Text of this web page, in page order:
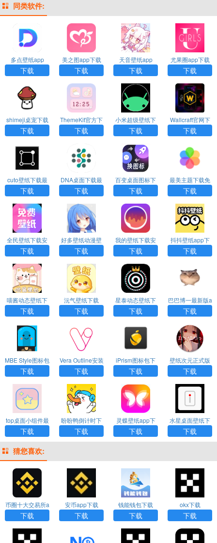
同类软件:
多点壁纸app
下载
美之图app下载
安装最新版
下载
天音壁纸app
下载
尤果圈app下载
下载
shimeji桌宠下载
中文版
下载
ThemeKit官方下
载
下载
小米超级壁纸下
载
下载
Wallcraft官网下
载安卓版
下载
cuto壁纸下载最
新版
下载
DNA桌面下载最
新版
下载
百变桌面图标下
载
下载
最美主题下载免
费版
下载
全民壁纸下载安
装最新版
下载
好多壁纸动漫壁
纸下载
下载
我的壁纸下载安
装
下载
抖抖壁纸app下
载
下载
喵酱动态壁纸下
载最新版
下载
沅气壁纸下载
下载
星泰动态壁纸下
载
下载
巴巴博一最新版a
pp下载
下载
MBE Style图标包
下载
下载
Vera Outline安装
包下载
下载
iPrism图标包下
载
下载
壁纸次元正式版
下载安装
下载
top桌面小组件最
新版
下载
盼盼鸭倒计时下
载
下载
灵蝶壁纸app下
载安装
下载
水星桌面壁纸下
载安装最新版
下载
猜您喜欢:
币圈十大交易所a
pp下载
下载
安币app下载
下载
钱能钱包下载
下载
okx下载
下载